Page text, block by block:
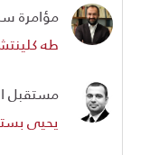
مؤامرة
طه
مستقبل
يحيى